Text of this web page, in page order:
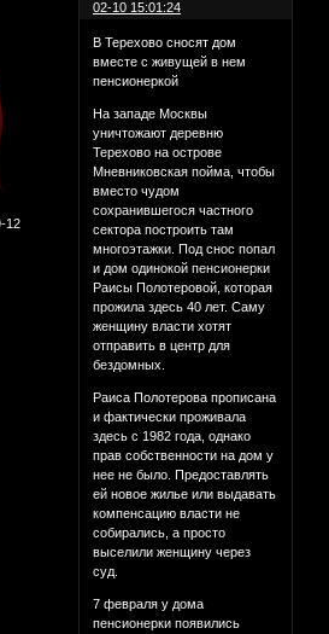
02-10 15:01:24
12
В Терехово сносят дом
вместе с живущей в нем
пенсионеркой
На западе Москвы
уничтожают деревню
Терехово на острове
Мневниковская пойма, чтобы
вместо чудом
сохранившегося частного
сектора построить там
многоэтажки. Под снос попал
и дом одинокой пенсионерки
Раисы Полотеровой, которая
прожила здесь 40 лет. Саму
женщину власти хотят
отправить в центр для
бездомных.
Раиса Полотерова прописана
и фактически проживала
здесь с 1982 года, однако
прав собственности на дом у
нее не было. Предоставлять
ей новое жилье или выдавать
компенсацию власти не
собирались, а просто
выселили женщину через
суд.
7 февраля у дома
пенсионерки появились